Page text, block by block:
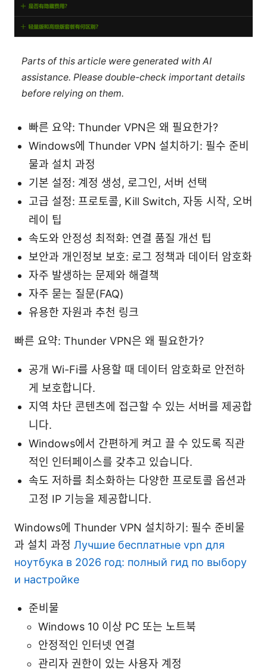
Parts of this article were generated with AI
assistance. Please double-check important details
before relying on them.
빠른 요약: Thunder VPN은 왜 필요한가?
Windows에 Thunder VPN 설치하기: 필수 준비
물과 설치 과정
기본 설정: 계정 생성, 로그인, 서버 선택
고급 설정: 프로토콜, Kill Switch, 자동 시작, 오버
레이 팁
속도와 안정성 최적화: 연결 품질 개선 팁
보안과 개인정보 보호: 로그 정책과 데이터 암호화
자주 발생하는 문제와 해결책
자주 묻는 질문(FAQ)
유용한 자원과 추천 링크
빠른 요약: Thunder VPN은 왜 필요한가?
공개 Wi-Fi를 사용할 때 데이터 암호화로 안전하
게 보호합니다.
지역 차단 콘텐츠에 접근할 수 있는 서버를 제공합
니다.
Windows에서 간편하게 켜고 끌 수 있도록 직관
적인 인터페이스를 갖추고 있습니다.
속도 저하를 최소화하는 다양한 프로토콜 옵션과
고정 IP 기능을 제공합니다.
Windows에 Thunder VPN 설치하기: 필수 준비물
과 설치 과정 Лучшие бесплатные vpn для
ноутбука в 2026 год: полный гид по выбору
и настройке
준비물
Windows 10 이상 PC 또는 노트북
안정적인 인터넷 연결
관리자 권한이 있는 사용자 계정